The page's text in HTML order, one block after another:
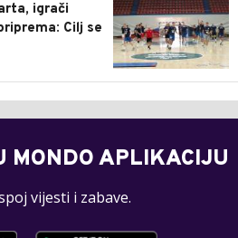
igrači
Cilj se
MONDO APLIKACIJU
vijesti i zabave.